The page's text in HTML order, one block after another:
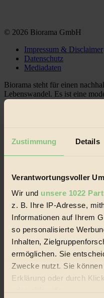
Zustimmung Details
Verantwortungsvoller
Wir und unsere 1022
z. B. Ihre IP-Adresse,
Informationen auf Ihrem
so personalisierte
Inhalten,
ermöglichen. Sie
Zwecke nutzt. Sie
Erklärung oder durch
© 2026 Biorama GmbH
Impressum & Disclaimer
Datenschutz
Mediadaten
Biorama steht für einen
Lebenswandel. Es ist eine
und Produkte, ein Leitfaden im
Social Media
22.601 Fans auf Facebook
3.415 Follower auf Twitter
Themen
Bio
Nachhaltigkeit
Vegan